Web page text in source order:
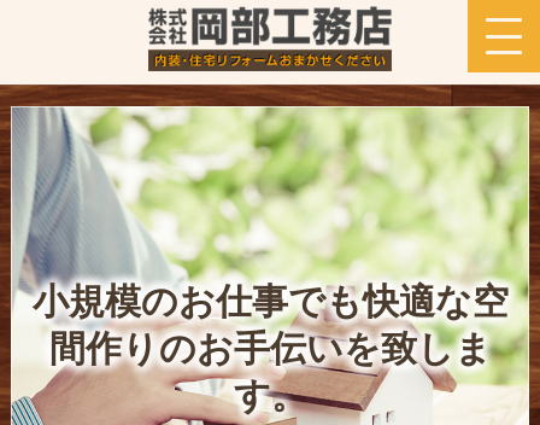
小規模のお仕事でも快適な空
間作りのお手伝いを致しま
す。